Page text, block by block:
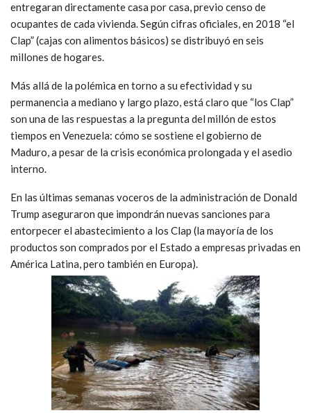
entregaran directamente casa por casa, previo censo de
ocupantes de cada vivienda. Según cifras oficiales, en 2018 “el
Clap” (cajas con alimentos básicos) se distribuyó en seis
millones de hogares.
Más allá de la polémica en torno a su efectividad y su
permanencia a mediano y largo plazo, está claro que “los Clap”
son una de las respuestas a la pregunta del millón de estos
tiempos en Venezuela: cómo se sostiene el gobierno de
Maduro, a pesar de la crisis económica prolongada y el asedio
interno.
En las últimas semanas voceros de la administración de Donald
Trump aseguraron que impondrán nuevas sanciones para
entorpecer el abastecimiento a los Clap (la mayoría de los
productos son comprados por el Estado a empresas privadas en
América Latina, pero también en Europa).